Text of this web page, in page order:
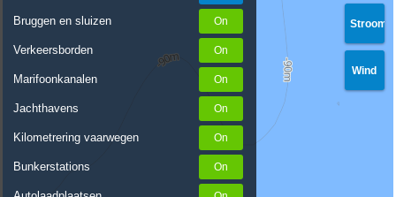
Bruggen en sluizen
Verkeersborden
Marifoonkanalen
Jachthavens
Kilometrering vaarwegen
Bunkerstations
Stroom
Wind